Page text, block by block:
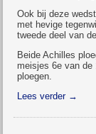
Ook bij deze
met hevige
tweede deel van
Beide Achilles
meisjes 6e van de
ploegen.
Lees verder →